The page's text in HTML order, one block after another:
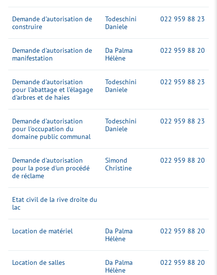
Demande d'autorisation de
construire
Todeschini
Daniele
022 959 88 23
Demande d'autorisation de
manifestation
Da Palma
Hélène
022 959 88 20
Demande d'autorisation
pour l'abattage et l'élagage
d'arbres et de haies
Todeschini
Daniele
022 959 88 23
Demande d'autorisation
pour l'occupation du
domaine public communal
Todeschini
Daniele
022 959 88 23
Demande d'autorisation
pour la pose d'un procédé
de réclame
Simond
Christine
022 959 88 20
Etat civil de la rive droite du
lac
Location de matériel
Da Palma
Hélène
022 959 88 20
Location de salles
Da Palma
Hélène
022 959 88 20